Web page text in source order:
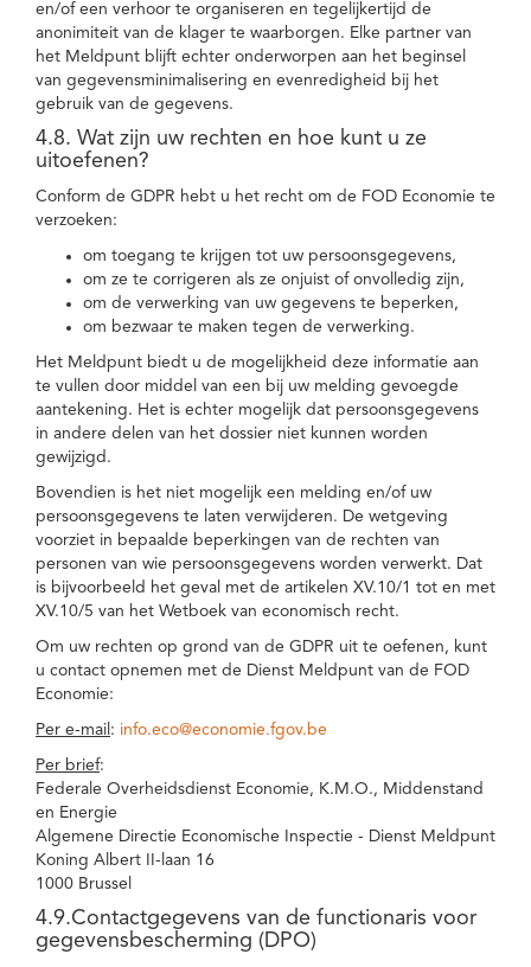
en/of een verhoor te organiseren en tegelijkertijd de
anonimiteit van de klager te waarborgen. Elke partner van
het Meldpunt blijft echter onderworpen aan het beginsel
van gegevensminimalisering en evenredigheid bij het
gebruik van de gegevens.
4.8. Wat zijn uw rechten en hoe kunt u ze
uitoefenen?
Conform de GDPR hebt u het recht om de FOD Economie te
verzoeken:
om toegang te krijgen tot uw persoonsgegevens,
om ze te corrigeren als ze onjuist of onvolledig zijn,
om de verwerking van uw gegevens te beperken,
om bezwaar te maken tegen de verwerking.
Het Meldpunt biedt u de mogelijkheid deze informatie aan
te vullen door middel van een bij uw melding gevoegde
aantekening. Het is echter mogelijk dat persoonsgegevens
in andere delen van het dossier niet kunnen worden
gewijzigd.
Bovendien is het niet mogelijk een melding en/of uw
persoonsgegevens te laten verwijderen. De wetgeving
voorziet in bepaalde beperkingen van de rechten van
personen van wie persoonsgegevens worden verwerkt. Dat
is bijvoorbeeld het geval met de artikelen XV.10/1 tot en met
XV.10/5 van het Wetboek van economisch recht.
Om uw rechten op grond van de GDPR uit te oefenen, kunt
u contact opnemen met de Dienst Meldpunt van de FOD
Economie:
Per e-mail : info.eco@economie.fgov.be
Per brief:
Federale Overheidsdienst Economie, K.M.O., Middenstand
en Energie
Algemene Directie Economische Inspectie - Dienst Meldpunt
Koning Albert II-laan 16
1000 Brussel
4.9.Contactgegevens van de functionaris voor
gegevensbescherming (DPO)